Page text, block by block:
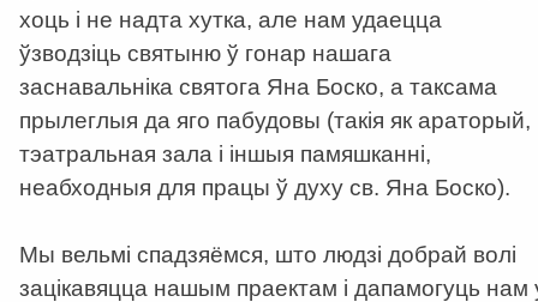
хоць і не надта хутка, але нам удаецца
ўзводзіць святыню ў гонар нашага
заснавальніка святога Яна Боско, а таксама
прылеглыя да яго пабудовы (такія як араторый,
тэатральная зала і іншыя памяшканні,
неабходныя для працы ў духу св. Яна Боско).
Мы вельмі спадзяёмся, што людзі добрай волі
зацікавяцца нашым праектам і дапамогуць нам